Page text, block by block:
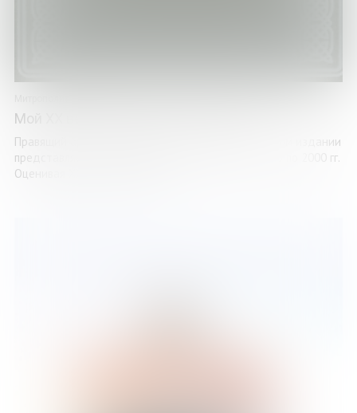
Мой XX век. О прожитом и пережитом
Правящий архиерей Мурманской митрополии в этом издании
представляет свои биографические очерки с 1953 по 2000 гг.
Оценивая XX век России как ...